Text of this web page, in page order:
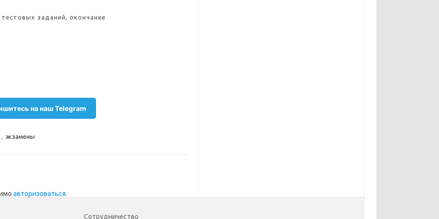
заданий, окончание
на наш Telegram
, экзамены
авторизоваться.
Сотрудничество